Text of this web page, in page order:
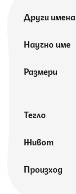
Други имена
Научно име
Размери
Тегло
Живот
Произход